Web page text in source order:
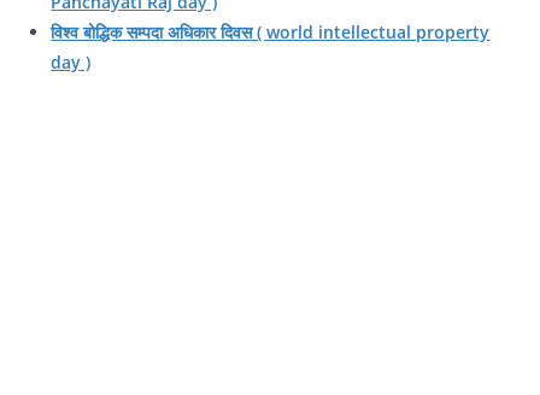
विश्व बोद्धिक सम्पदा अधिकार दिवस ( world intellectual property
day )